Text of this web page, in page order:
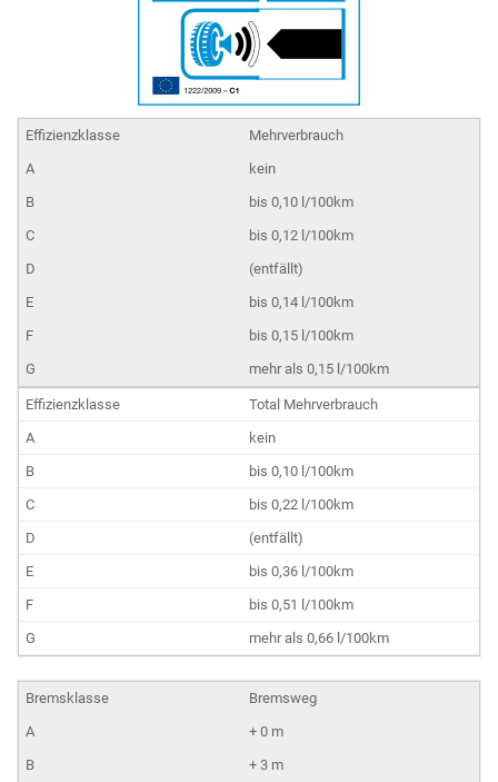
Mehrverbrauch
kein
bis 0,10 l/100km
bis 0,12 l/100km
(entfällt)
bis 0,14 l/100km
bis 0,15 l/100km
mehr als 0,15 l/100km
Total Mehrverbrauch
kein
bis 0,10 l/100km
bis 0,22 l/100km
(entfällt)
bis 0,36 l/100km
bis 0,51 l/100km
mehr als 0,66 l/100km
Bremsweg
+ 0 m
+ 3 m